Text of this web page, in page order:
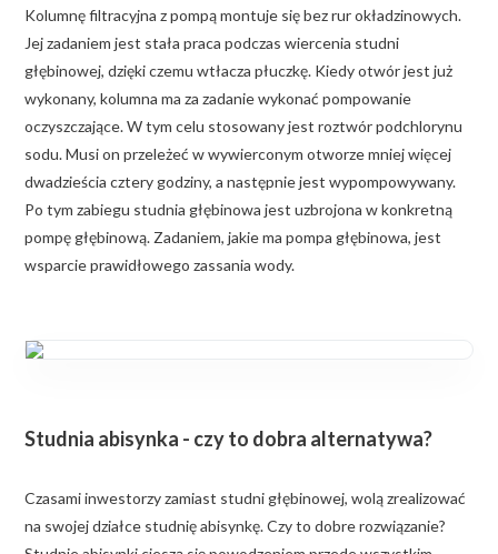
Kolumnę filtracyjna z pompą montuje się bez rur okładzinowych.
Jej zadaniem jest stała praca podczas wiercenia studni
głębinowej, dzięki czemu wtłacza płuczkę. Kiedy otwór jest już
wykonany, kolumna ma za zadanie wykonać pompowanie
oczyszczające. W tym celu stosowany jest roztwór podchlorynu
sodu. Musi on przeleżeć w wywierconym otworze mniej więcej
dwadzieścia cztery godziny, a następnie jest wypompowywany.
Po tym zabiegu studnia głębinowa jest uzbrojona w konkretną
pompę głębinową. Zadaniem, jakie ma pompa głębinowa, jest
wsparcie prawidłowego zassania wody.
Studnia abisynka - czy to dobra alternatywa?
Czasami inwestorzy zamiast studni głębinowej, wolą zrealizować
na swojej działce studnię abisynkę. Czy to dobre rozwiązanie?